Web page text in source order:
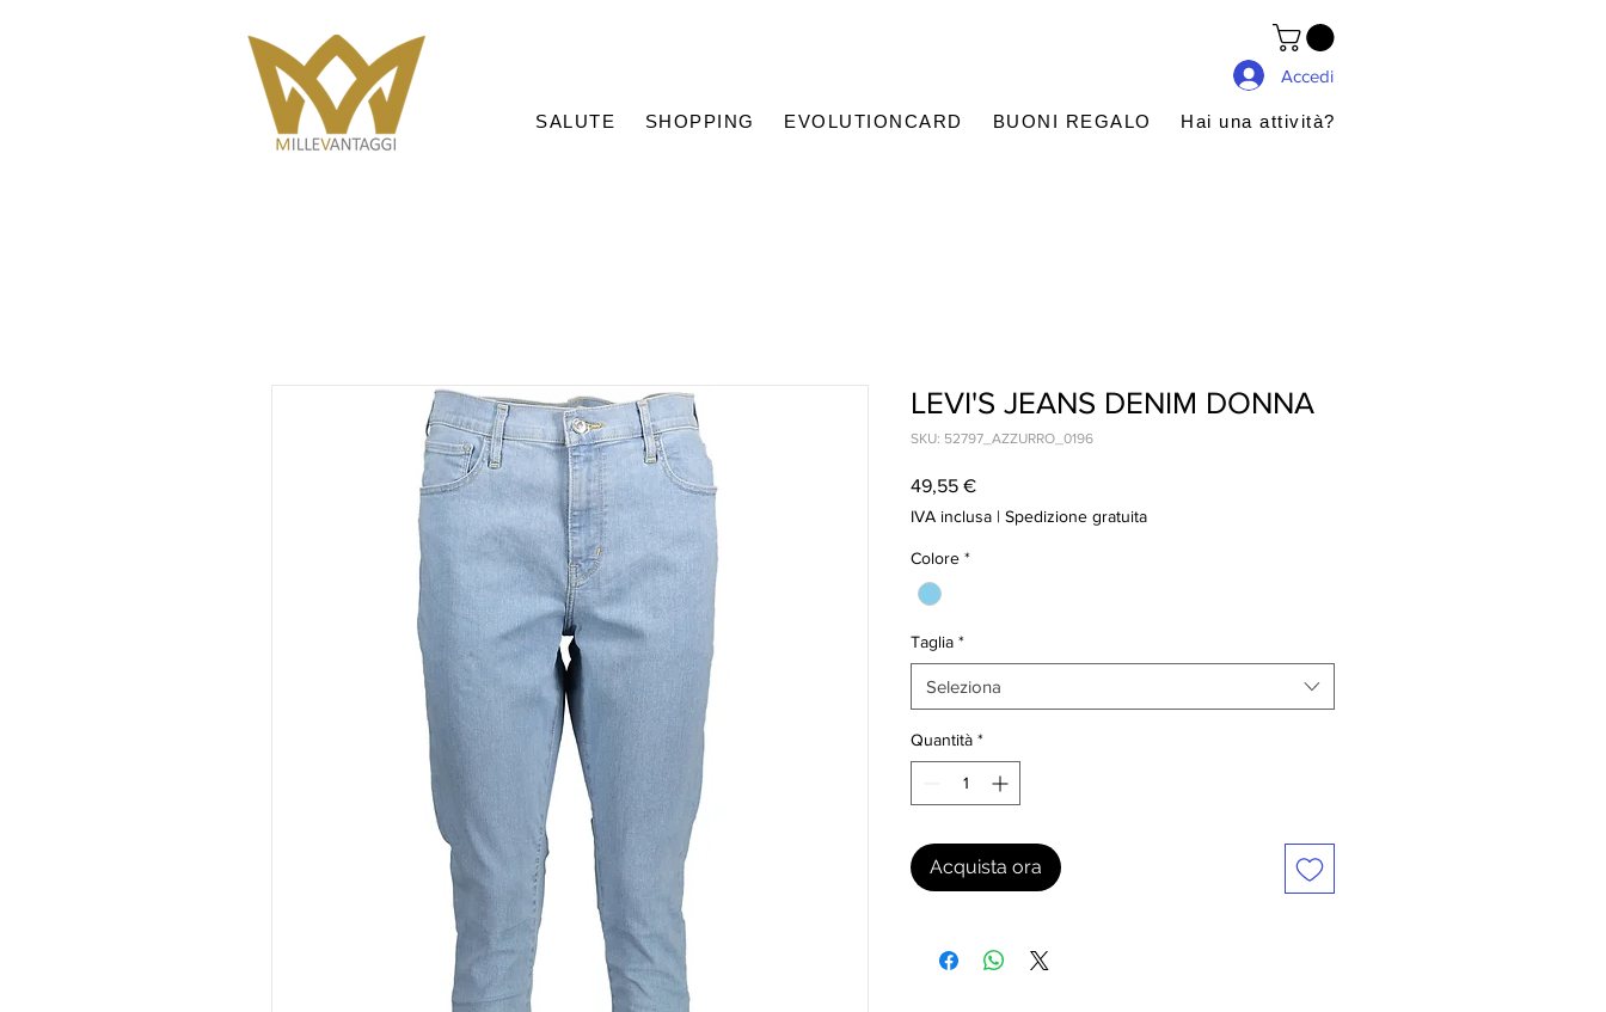
Accedi
SALUTE SHOPPING EVOLUTIONCARD BUONI REGALO Hai una attività?
LEVI'S JEANS DENIM DONNA
SKU: 52797_AZZURRO_0196
49,55 €Prezzo
IVA inclusa | Spedizione gratuita
Colore *
Taglia *
Seleziona
Quantità *
Acquista ora